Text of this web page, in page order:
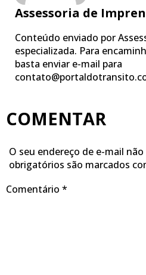
Assessoria de
Conteúdo enviado por
especializada. Para
basta enviar e-mail para
COMENTAR
O seu endereço de e-mail
obrigatórios são marcados
Comentário *